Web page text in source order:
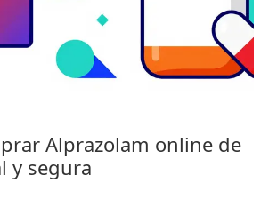
Alprazolam online de
y segura